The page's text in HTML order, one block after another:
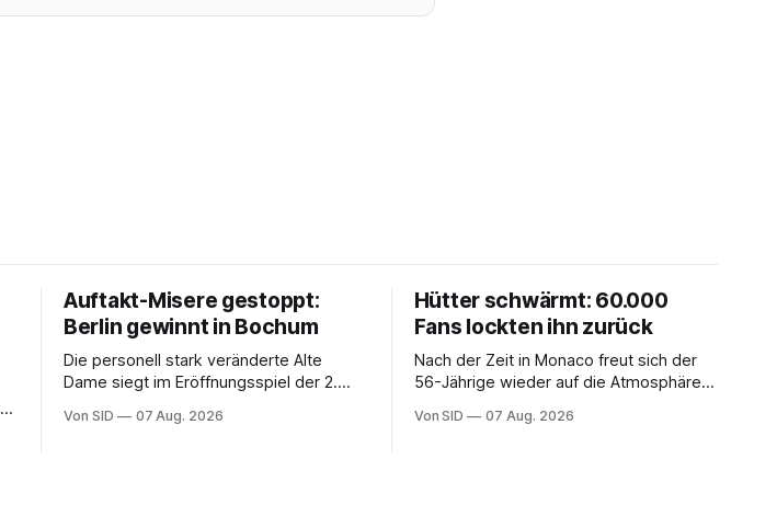
Auftakt-Misere gestoppt:
Berlin gewinnt in Bochum
Die personell stark veränderte Alte
Dame siegt im Eröffnungsspiel der 2.
Von SID 07 Aug. 2026
Hütter schwärmt: 60.000
Fans lockten ihn zurück
Nach der Zeit in Monaco freut sich der
56-Jährige wieder auf die Atmosphäre in
Von SID 07 Aug. 2026